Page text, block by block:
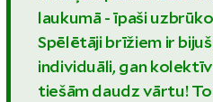
laukumā - īpaši
Spēlētāji brīžiem ir
individuāli, gan
tiešām daudz vārtu!